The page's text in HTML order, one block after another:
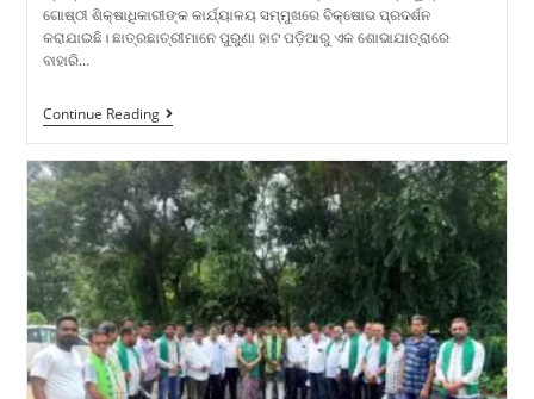
ଗୋଷ୍ଠୀ ଶିକ୍ଷାଧିକାରୀଙ୍କ କାର୍ଯ୍ୟାଳୟ ସମ୍ମୁଖରେ ବିକ୍ଷୋଭ ପ୍ରଦର୍ଶନ
କରାଯାଇଛି। ଛାତ୍ରଛାତ୍ରୀମାନେ ପୁରୁଣା ହାଟ ପଡ଼ିଆରୁ ଏକ ଶୋଭାଯାତ୍ରାରେ
ବାହାରି…
Continue Reading